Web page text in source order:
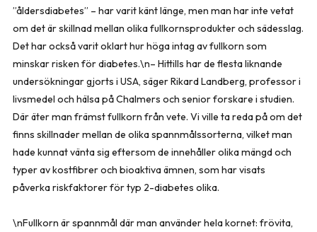
”åldersdiabetes” – har varit känt länge, men man har inte vetat
om det är skillnad mellan olika fullkornsprodukter och sädesslag.
Det har också varit oklart hur höga intag av fullkorn som
minskar risken för diabetes.\n– Hittills har de flesta liknande
undersökningar gjorts i USA, säger Rikard Landberg, professor i
livsmedel och hälsa på Chalmers och senior forskare i studien.
Där äter man främst fullkorn från vete. Vi ville ta reda på om det
finns skillnader mellan de olika spannmålssorterna, vilket man
hade kunnat vänta sig eftersom de innehåller olika mängd och
typer av kostfibrer och bioaktiva ämnen, som har visats
påverka riskfaktorer för typ 2-diabetes olika.
\nFullkorn är spannmål där man använder hela kornet: frövita,